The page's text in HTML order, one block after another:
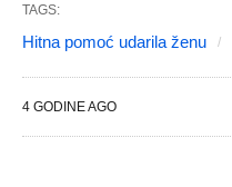
TAGS:
Hitna pomoć udarila ženu
4 GODINE AGO